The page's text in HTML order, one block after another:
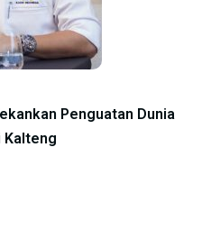
Penguatan Dunia
Kalteng